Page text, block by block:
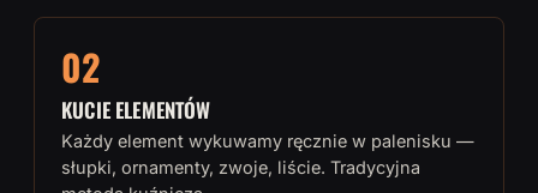
02
KUCIE ELEMENTÓW
Każdy element wykuwamy ręcznie w palenisku —
słupki, ornamenty, zwoje, liście. Tradycyjna